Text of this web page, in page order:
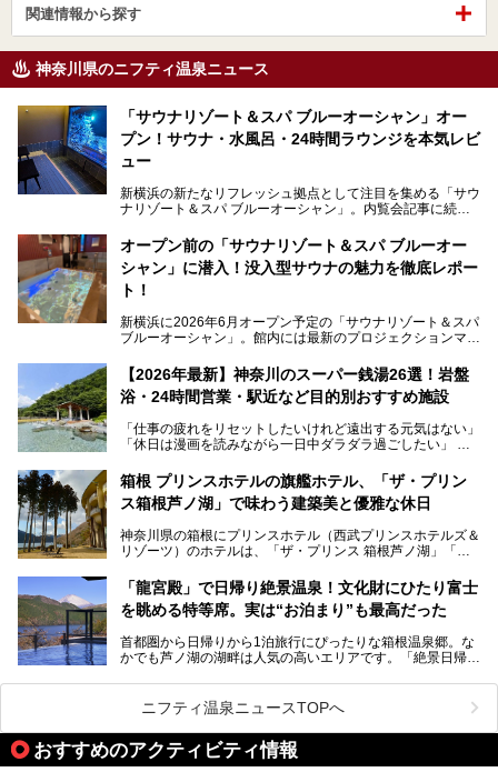
関連情報から探す
神奈川県のニフティ温泉ニュース
「サウナリゾート＆スパ ブルーオーシャン」オー
プン！サウナ・水風呂・24時間ラウンジを本気レビ
ュー
新横浜の新たなリフレッシュ拠点として注目を集める「サウ
ナリゾート＆スパ ブルーオーシャン」。内覧会記事に続
す。サウナや水風呂の気持ちよさはもちろん、リラックスス
ペースの過ごしやすさまで徹底チェック。新横浜エリアで日
常の疲れをリセットしたい人、ライブやスポーツ観戦遠征組
は必見です。
オープン前の「サウナリゾート＆スパ ブルーオー
シャン」に潜入！没入型サウナの魅力を徹底レポー
ト！
新横浜に2026年6月オープン予定の「サウナリゾート＆スパ
ブルーオーシャン」。館内には最新のプロジェクションマッ
的な“没入感（イマーシブ）”を体験できます。
今回は、そんな大注目の施設に一足先にお邪魔し、その全貌
を見学させていただきました！
サウナ室の中に咲き誇る桜、魚たちが泳ぐ水風呂、そしてバ
リのビーチを思わせる休憩スペース…。驚きの連続だった館
内の様子をレポートします！
【2026年最新】神奈川のスーパー銭湯26選！岩盤
浴・24時間営業・駅近など目的別おすすめ施設
「仕事の疲れをリセットしたいけれど遠出する元気はない」
「休日は漫画を読みながら一日中ダラダラ過ごしたい」
たい」
そんな「癒やされたい」という願いを叶えてくれるのが、神
神奈川県には、サウナや岩盤浴、一日中遊べるエンタメ施設
など、“非日常”を味わえるスーパー銭湯が数多く揃っていま
う」という人も多いはず。
そこで今回は、神奈川県内の人気施設26選を「安さ」「岩
業」「駅近」など、目的別に厳選して紹介します。
今の気分にぴったりの施設を見つけて、最高のリフレッシュ
箱根 プリンスホテルの旗艦ホテル、「ザ・プリン
ス箱根芦ノ湖」で味わう建築美と優雅な休日
神奈川県の箱根にプリンスホテル（西武プリンスホテルズ＆
リゾーツ）のホテルは、「ザ・プリンス 箱根芦ノ湖」「芦
「箱根仙石原プリンスホテル」と4軒あり、今回ご紹介する
「ザ・プリンス 箱根芦ノ湖」は、その中でもフラッグシッ
プ（旗艦）に位置づけられる特別なホテルです。
昭和の日本を代表する建築家の一人、村野藤吾が芦ノ湖の畔
に建てた桃源郷のようなホテルがここ。自家源泉の温泉や、
提供元：株式会社西武・プリンスホテルズワールドワイド
【PR】
この記事はザ・プリンス 箱根芦ノ湖のPR記事です。
「龍宮殿」で日帰り絶景温泉！文化財にひたり富士
を眺める特等席。実は“お泊まり”も最高だった
首都圏から日帰りから1泊旅行にぴったりな箱根温泉郷。な
かでも芦ノ湖の湖畔は人気の高いエリアです。「絶景日帰り
が楽しめるまさに眺望自慢の日帰り温泉。
そしてここは全24室の「箱根 芦ノ湖畔蛸川温泉 龍宮殿」と
して宿泊もできます。宿泊者は「龍宮殿本館」の営業時間に
加えて、朝6時からの宿泊者専用時間帯にも「龍宮殿本館」
のお風呂が利用できます。
ニフティ温泉ニュースTOPへ
おすすめのアクティビティ情報